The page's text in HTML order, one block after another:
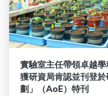
實驗室主任帶領卓越
獲研資局肯認並刊登
劃」（AoE）特刊